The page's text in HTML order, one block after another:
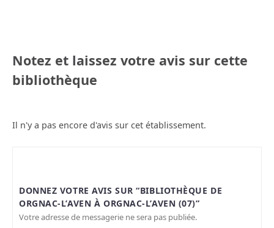
Notez et laissez votre avis sur cette
bibliothèque
Il n'y a pas encore d'avis sur cet établissement.
DONNEZ VOTRE AVIS SUR “BIBLIOTHÈQUE DE
ORGNAC-L’AVEN À ORGNAC-L’AVEN (07)”
Votre adresse de messagerie ne sera pas publiée.